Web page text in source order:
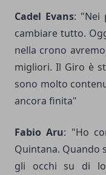
Cadel Evans: "Nei
cambiare tutto.
nella crono
migliori. Il Giro è
sono molto
ancora finita"
Fabio Aru: "Ho
Quintana. Quando
gli occhi su di